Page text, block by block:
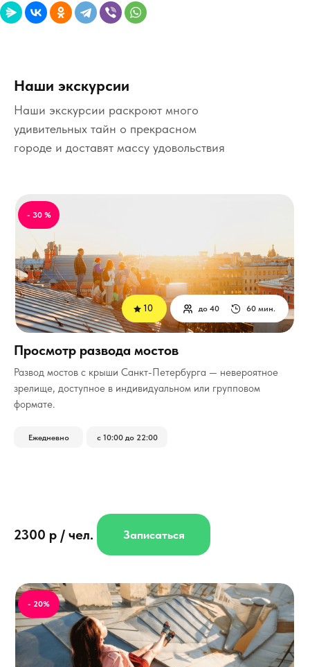
Наши экскурсии
Наши экскурсии раскроют много
удивительных тайн о прекрасном
городе и доставят массу удовольствия
- 20%
Развод мостов с крыши Санкт-Петербурга — невероятное
зрелище, доступное в индивидуальном или групповом
формате.
2300 р / чел.
60 мин.
до 40
Ежедневно с 10:00 до 22:00
- 30 %
Записаться
Просмотр развода мостов
10